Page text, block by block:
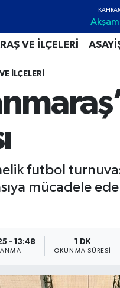
Akşam
VE İLÇELERİ
İLÇELERİ
futbol
mücadele
- 13:48 1 DK
OKUNMA SÜRESI